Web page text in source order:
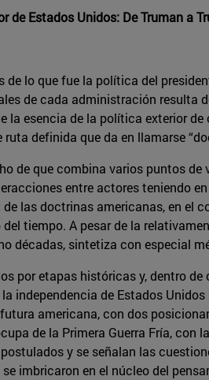
de Estados Unidos: De Truman a
lo que fue la política del
de cada administración resulta
la esencia de la política exterior
definida que da en llamarse
de que combina varios puntos
entre actores teniendo
las doctrinas americanas, en el
tiempo. A pesar de la
décadas, sintetiza con especial
por etapas históricas y, dentro
independencia de Estados
americana, con dos
de la Primera Guerra Fría, con
y se señalan las
imbricaron en el núcleo del